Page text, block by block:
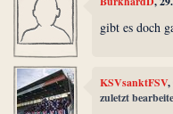
gibt es doch
KSVsanktFSV,
zuletzt